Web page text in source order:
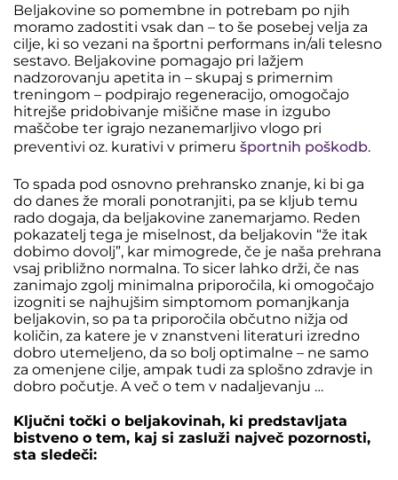
Beljakovine so pomembne in potrebam po njih
moramo zadostiti vsak dan – to še posebej velja za
cilje, ki so vezani na športni performans in/ali telesno
sestavo. Beljakovine pomagajo pri lažjem
nadzorovanju apetita in – skupaj s primernim
treningom – podpirajo regeneracijo, omogočajo
hitrejše pridobivanje mišične mase in izgubo
maščobe ter igrajo nezanemarljivo vlogo pri
preventivi oz. kurativi v primeru športnih poškodb.
To spada pod osnovno prehransko znanje, ki bi ga
do danes že morali ponotranjiti, pa se kljub temu
rado dogaja, da beljakovine zanemarjamo. Reden
pokazatelj tega je miselnost, da beljakovin “že itak
dobimo dovolj”, kar mimogrede, če je naša prehrana
vsaj približno normalna. To sicer lahko drži, če nas
zanimajo zgolj minimalna priporočila, ki omogočajo
izogniti se najhujšim simptomom pomanjkanja
beljakovin, so pa ta priporočila občutno nižja od
količin, za katere je v znanstveni literaturi izredno
dobro utemeljeno, da so bolj optimalne – ne samo
za omenjene cilje, ampak tudi za splošno zdravje in
dobro počutje. A več o tem v nadaljevanju …
Ključni točki o beljakovinah, ki predstavljata
bistveno o tem, kaj si zasluži največ pozornosti,
sta sledeči: